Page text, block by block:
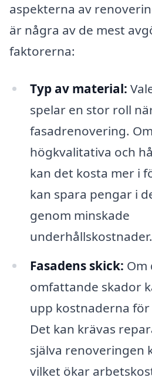
aspekterna av
är några av de mest
faktorerna:
Typ av material:
spelar en stor roll
fasadrenovering.
högkvalitativa och
kan det kosta mer i
kan spara pengar i
genom minskade
underhållskostnader.
Fasadens skick: Om
omfattande skador
upp kostnaderna
Det kan krävas
själva renoveringen
vilket ökar